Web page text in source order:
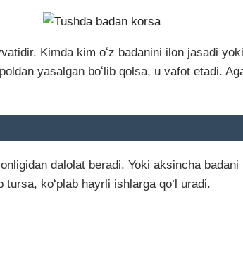
Kimda kim oʻz badanini ilon jasadi
yasalgan boʻlib qolsa, u vafot etadi.
dalolat beradi. Yoki aksincha
koʻplab hayrli ishlarga qoʻl uradi.